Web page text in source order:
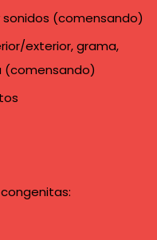
sonidos (comensando)
exterior, grama,
(comensando)